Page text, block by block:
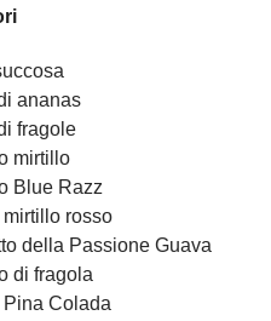
ananas
fragole
mirtillo
Blue Razz
rosso
della Passione Guava
di fragola
Pina Colada